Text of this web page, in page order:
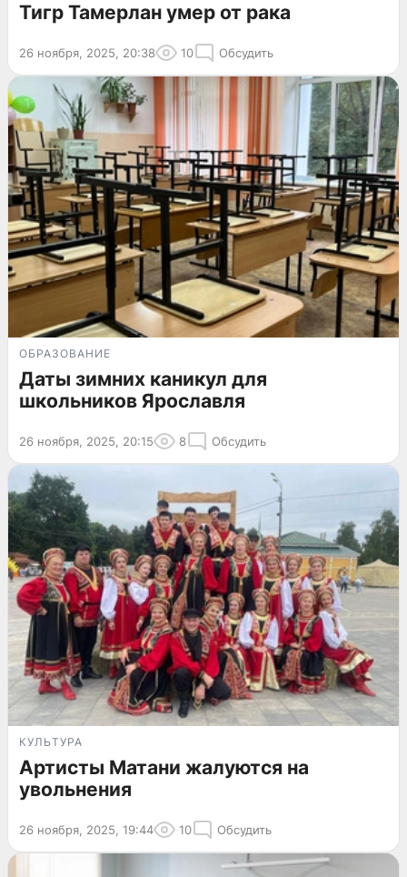
Тигр Тамерлан умер от рака
26 ноября, 2025, 20:38 10 Обсудить
ОБРАЗОВАНИЕ
Даты зимних каникул для
школьников Ярославля
26 ноября, 2025, 20:15 8 Обсудить
КУЛЬТУРА
Артисты Матани жалуются на
увольнения
26 ноября, 2025, 19:44 10 Обсудить